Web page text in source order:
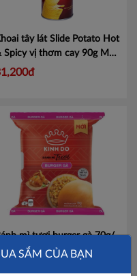
tây lát Slide Potato Hot
Spicy vị thơm cay 90g Mã
mì tươi burger gà 70g/
Mã 4304160
SẮM CỦA BẠN